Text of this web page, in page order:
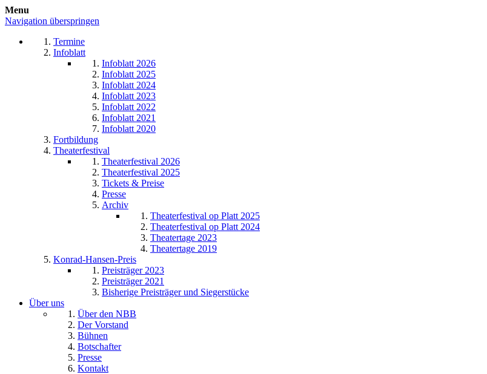
Menu
Navigation überspringen
Termine
Infoblatt
Infoblatt 2026
Infoblatt 2025
Infoblatt 2024
Infoblatt 2023
Infoblatt 2022
Infoblatt 2021
Infoblatt 2020
Fortbildung
Theaterfestival
Theaterfestival 2026
Theaterfestival 2025
Tickets & Preise
Presse
Archiv
Theaterfestival op Platt 2025
Theaterfestival op Platt 2024
Theatertage 2023
Theatertage 2019
Konrad-Hansen-Preis
Preisträger 2023
Preisträger 2021
Bisherige Preisträger und Siegerstücke
Über uns
Über den NBB
Der Vorstand
Bühnen
Botschafter
Presse
Kontakt